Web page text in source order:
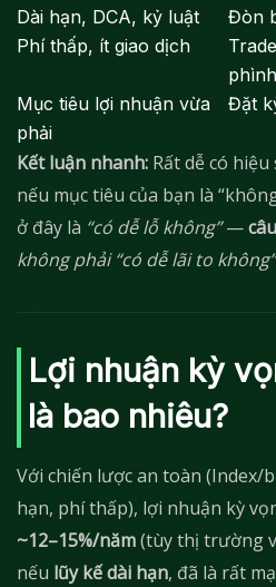
Dài hạn, DCA, kỷ luật
Đòn
Phí thấp, ít giao dịch
Mục tiêu lợi nhuận vừa
phải
Đặt
Kết luận nhanh: Rất dễ có
nếu mục tiêu của bạn là
ở đây là “có dễ lỗ không”—
không phải “có dễ lãi to không”
Lợi nhuận kỳ
là bao nhiêu?
Với chiến lược an toàn (Index/
hạn, phí thấp), lợi nhuận kỳ
~12–15%/năm(tùy thị trường
nếu lũy kế dài hạn, đã là rất